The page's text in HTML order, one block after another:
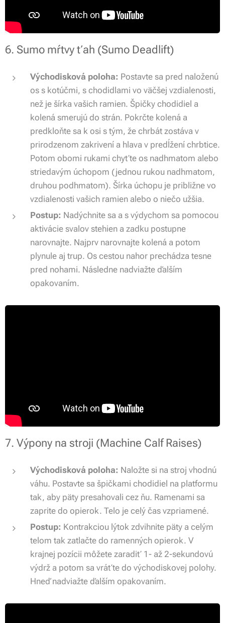
6. Sumo mŕtvy ťah (Sumo Deadlift)
Východisková poloha: Postavte sa pred naloženú
os s kotúčmi, s chodidlami vo väčšej vzdialenosti,
než je šírka vašich ramien. Špičky chodidiel a
kolená smerujú do strán. Pokrčte kolená a
predkloňte sa k osi s tým, že chrbát zostáva v
prirodzenom zakrivení a hlava v predĺžení chrbtice.
Potom obomi rukami chyťte os nadhmatom alebo
striedavým úchopom (jednou rukou nadhmatom,
druhou podhmatom). Šírka úchopu je približne vo
vzdialenosti vašich ramien alebo o niečo užšia.
Postup: Nadýchnite sa a s výdychom sa pomocou
aktivácie svalov stehien a zadku postupne
narovnajte. Najprv narovnajte kolená a potom
plynule aj trup. Os cestou nahor prechádza tesne
pred nohami. Následne nadviažte ďalším
opakovaním.
7. Výpony na stroji (Machine Calf Raises)
Východisková poloha: Naložte si na stroj vhodnú
váhu. Postavte sa špičkami chodidiel na platformu
tak, aby päty presahovali cez ňu. Ramenami sa
zaprite do opierok. Telo je celý čas vzpriamené.
Postup: Kontrakciou lýtok zdvihnite päty a celým
telom tak zatlačte do ramenných opierok. V
krajnej pozícii môžete zaradiť 1- až 2-sekundovú
výdrž a potom sa vráťte do východiskovej polohy.
Hneď nadviažte ďalším opakovaním.